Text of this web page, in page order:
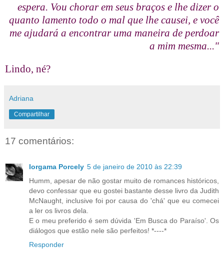
espera. Vou chorar em seus braços e lhe dizer o
quanto lamento todo o mal que lhe causei, e você
me ajudará a encontrar uma maneira de perdoar
a mim mesma..."
Lindo, né?
Adriana
Compartilhar
17 comentários:
Iorgama Porcely 5 de janeiro de 2010 às 22:39
Humm, apesar de não gostar muito de romances históricos,
devo confessar que eu gostei bastante desse livro da Judith
McNaught, inclusive foi por causa do 'chá' que eu comecei
a ler os livros dela.
E o meu preferido é sem dúvida 'Em Busca do Paraíso'. Os
diálogos que estão nele são perfeitos! *----*
Responder